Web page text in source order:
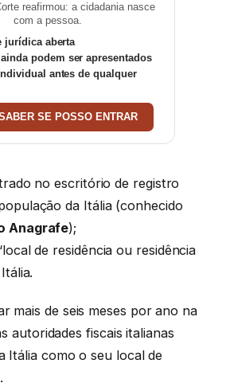
reafirmou: a cidadania nasce
com a pessoa.
jurídica aberta
podem ser apresentados
antes de qualquer
SE POSSO ENTRAR
no escritório de registro
da Itália (conhecido
Anagrafe);
de residência ou residência
mais de seis meses por ano na
autoridades fiscais italianas
Itália como o seu local de